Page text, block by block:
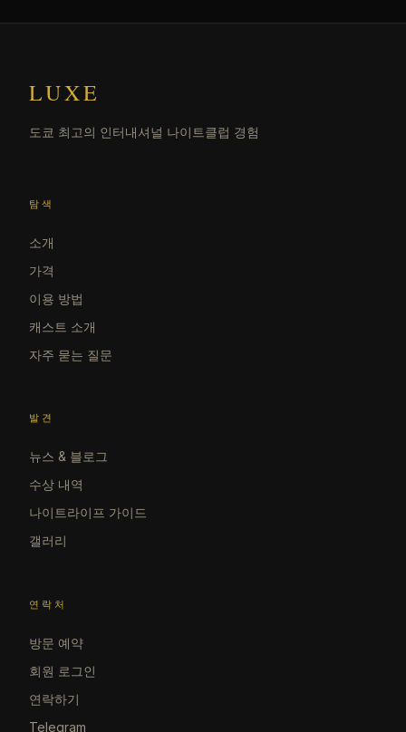
LUXE
도쿄 최고의 인터내셔널 나이트클럽 경험
탐색
소개
가격
이용 방법
캐스트 소개
자주 묻는 질문
발견
뉴스 & 블로그
수상 내역
나이트라이프 가이드
갤러리
연락처
방문 예약
회원 로그인
연락하기
Telegram